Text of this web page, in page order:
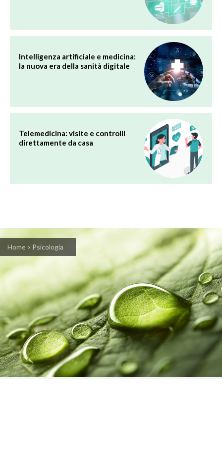
Intelligenza artificiale e medicina:
la nuova era della sanità digitale
Telemedicina: visite e controlli
direttamente da casa